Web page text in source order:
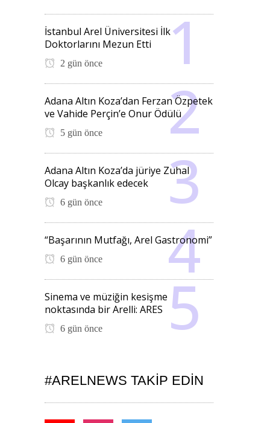
İstanbul Arel Üniversitesi İlk
Doktorlarını Mezun Etti
2 gün önce
Adana Altın Koza’dan Ferzan Özpetek
ve Vahide Perçin’e Onur Ödülü
5 gün önce
Adana Altın Koza’da jüriye Zuhal
Olcay başkanlık edecek
6 gün önce
“Başarının Mutfağı, Arel Gastronomi”
6 gün önce
Sinema ve müziğin kesişme
noktasında bir Arelli: ARES
6 gün önce
#ARELNEWS TAKIP EDIN